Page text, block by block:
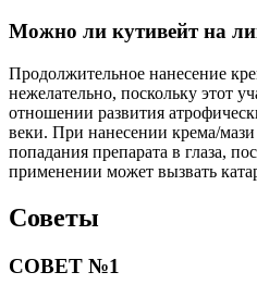
Можно ли кутивейт на
Продолжительное нанесение
нежелательно, поскольку этот
отношении развития
веки. При нанесении крема/мази
попадания препарата в глаза,
применении может вызвать
Советы
СОВЕТ №1